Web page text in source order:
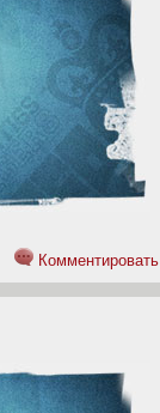
Комментировать